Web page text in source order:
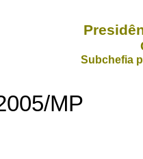
Subchefia
MP